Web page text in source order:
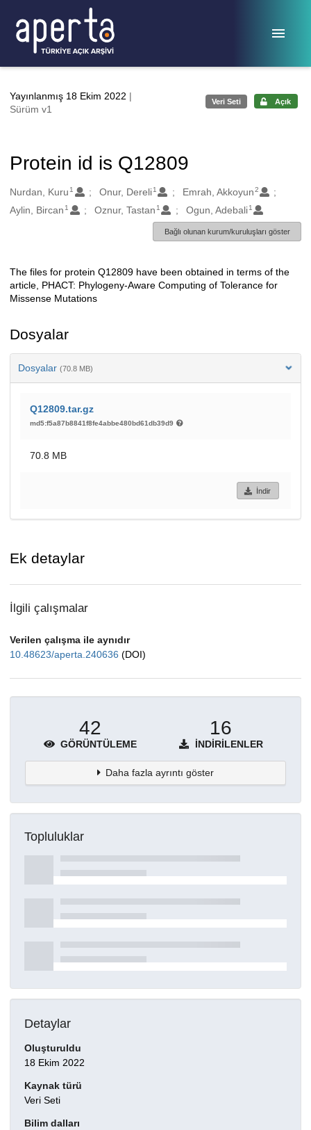
Yayınlanmış 18 Ekim 2022 |
Sürüm v1
Veri Seti Açık
Protein id is Q12809
Oluşturanlar
Nurdan, Kuru 1 Onur, Dereli 1 Emrah, Akkoyun2
Aylin, Bircan 1 Oznur, Tastan 1 Ogun, Adebali 1
Bağlı olunan kurum/kuruluşları göster
Açıklama
The files for protein Q12809 have been obtained in terms of the
article, PHACT: Phylogeny-Aware Computing of Tolerance for
Missense Mutations
Dosyalar
Dosyalar (70.8 MB)
Q12809.tar.gz
md5:f5a87b8841f8fe4abbe480bd61db39d9
70.8 MB
İndir
Ek detaylar
İlgili çalışmalar
Verilen çalışma ile aynıdır
10.48623/aperta.240636 (DOI)
42
GÖRÜNTÜLEME
16
İNDIRILENLER
Daha fazla ayrıntı göster
Topluluklar
Detaylar
Oluşturuldu
18 Ekim 2022
Kaynak türü
Veri Seti
Bilim dalları